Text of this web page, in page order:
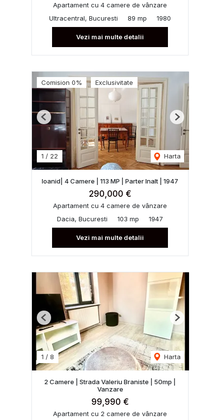
Apartament cu 4 camere de vânzare
Ultracentral, Bucuresti
89 mp 1980
Vezi mai multe detalii
Comision 0% Exclusivitate
1 / 22 Harta
Previous Next
Ioanid| 4 Camere | 113 MP | Parter Inalt | 1947
290,000 €
Apartament cu 4 camere de vânzare
Dacia, Bucuresti
103 mp 1947
Vezi mai multe detalii
1 / 8 Harta
Previous Next
2 Camere | Strada Valeriu Braniste | 50mp |
Vanzare
99,990 €
Apartament cu 2 camere de vânzare